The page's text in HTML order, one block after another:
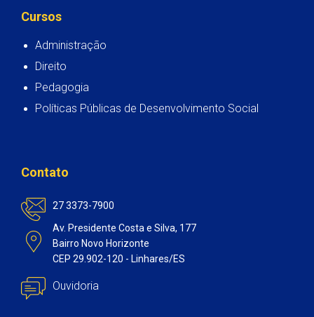
Cursos
Administração
Direito
Pedagogia
Políticas Públicas de Desenvolvimento Social
Contato
27 3373-7900
Av. Presidente Costa e Silva, 177
Bairro Novo Horizonte
CEP 29.902-120 - Linhares/ES
Ouvidoria